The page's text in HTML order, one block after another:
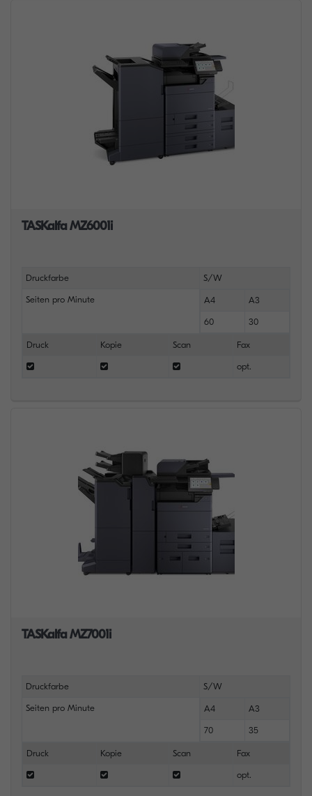
TASKalfa MZ6001i
Druckfarbe S/W
Seiten pro Minute A4 A3
60 30
Druck Kopie Scan Fax
opt.
TASKalfa MZ7001i
Druckfarbe S/W
Seiten pro Minute A4 A3
70 35
Druck Kopie Scan Fax
opt.